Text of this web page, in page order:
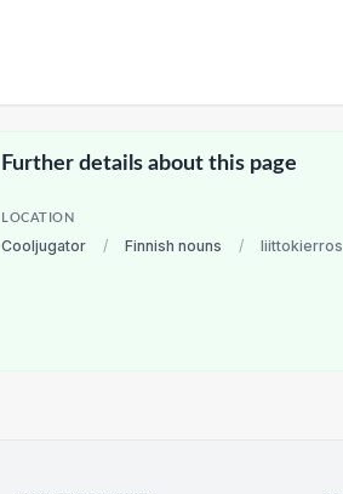
Further details about this page
LOCATION
Cooljugator / Finnish nouns / liittokierros